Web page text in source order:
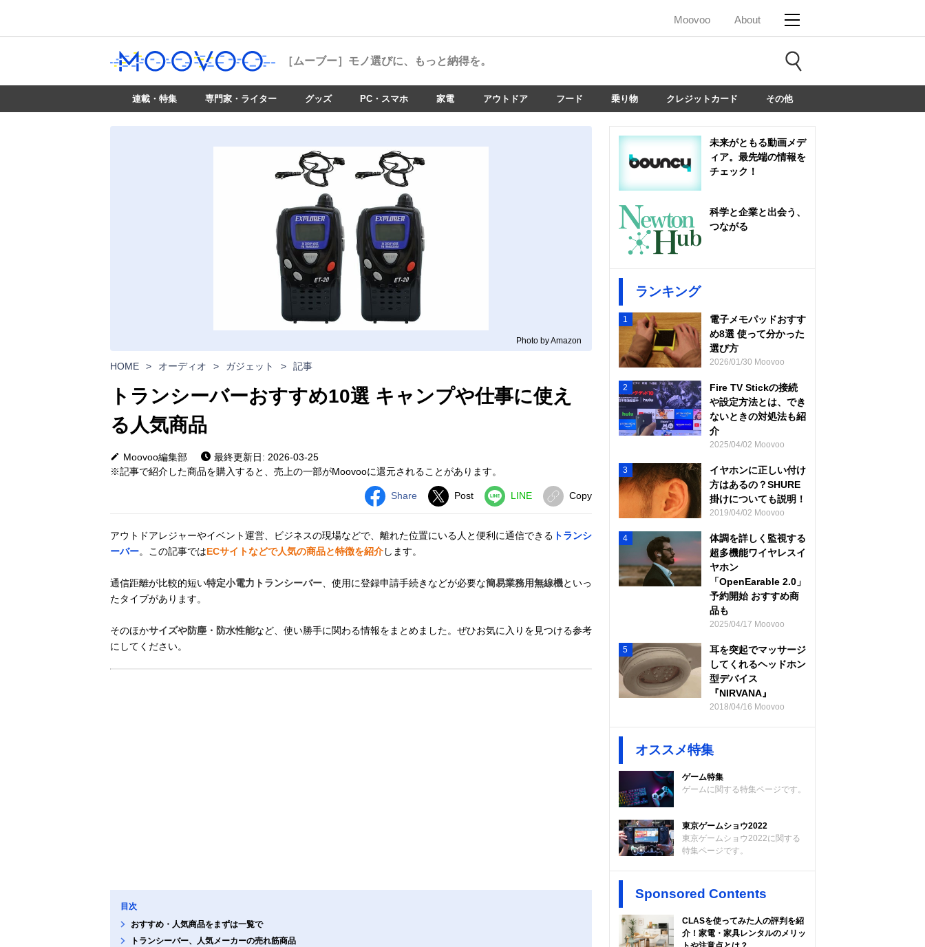
Moovoo About
［ムーブー］ モノ選びに、もっと納得を。
連載・特集 専門家・ライター グッズ PC・スマホ 家電 アウトドア フード 乗り物 クレジットカード その他
Photo by Amazon
HOME > オーディオ > ガジェット > 記事
トランシーバーおすすめ10選 キャンプや仕事に使え
る人気商品
Moovoo編集部
最終更新日: 2026-03-25
※記事で紹介した商品を購入すると、売上の一部がMoovooに還元されることがあります。
Share Post LINE Copy
アウトドアレジャーやイベント運営、ビジネスの現場などで、離れた位置にいる人と便利に通信できる トランシ
ーバー。この記事ではECサイトなどで人気の商品と特徴を紹介します。
通信距離が比較的短い特定小電力トランシーバー、使用に登録申請手続きなどが必要な簡易業務用無線機といっ
たタイプがあります。
そのほかサイズや防塵・防水性能など、使い勝手に関わる情報をまとめました。ぜひお気に入りを見つける参考
にしてください。
目次
おすすめ・人気商品をまずは一覧で
トランシーバー、人気メーカーの売れ筋商品
未来がともる動画メデ
ィア。最先端の情報を
チェック！
科学と企業と出会う、
つながる
ランキング
1
電子メモパッドおすす
め8選 使って分かった
選び方
2026/01/30 Moovoo
2
Fire TV Stickの接続
や設定方法とは、でき
ないときの対処法も紹
介
2025/04/02 Moovoo
3
イヤホンに正しい付け
方はあるの？SHURE
掛けについても説明！
2019/04/02 Moovoo
4
体調を詳しく監視する
超多機能ワイヤレスイ
ヤホン
「OpenEarable 2.0」
予約開始 おすすめ商
品も
2025/04/17 Moovoo
5
耳を突起でマッサージ
してくれるヘッドホン
型デバイス
『NIRVANA』
2018/04/16 Moovoo
オススメ特集
ゲーム特集
ゲームに関する特集ページです。
東京ゲームショウ2022
東京ゲームショウ2022に関する
特集ページです。
Sponsored Contents
CLASを使ってみた人の評判を紹
介！家電・家具レンタルのメリッ